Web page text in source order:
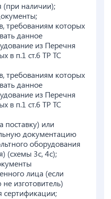
(при наличии);
требованиям которых
данное
из Перечня
в п.1 ст.6 ТР ТС
требованиям которых
данное
из Перечня
в п.1 ст.6 ТР ТС
поставку) или
документацию
оборудования
(схемы 3с, 4с);
лица (если
изготовитель)
сертификации;